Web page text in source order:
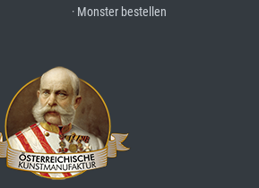
· Monster bestellen